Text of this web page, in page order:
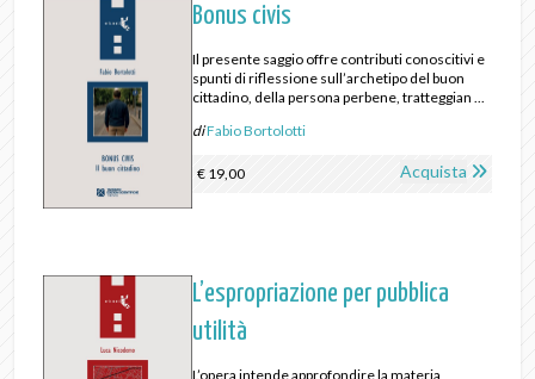
Bonus civis
Il presente saggio offre contributi conoscitivi e
spunti di riflessione sull’archetipo del buon
cittadino, della persona perbene, tratteggian ...
diFabio Bortolotti
€ 19,00 Acquista
L’espropriazione per pubblica
utilità
L’opera intende approfondire la materia